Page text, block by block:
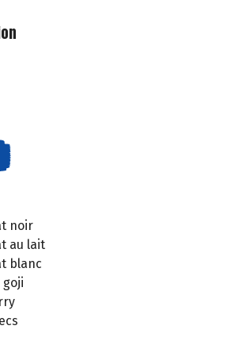
noir
au lait
blanc
goji